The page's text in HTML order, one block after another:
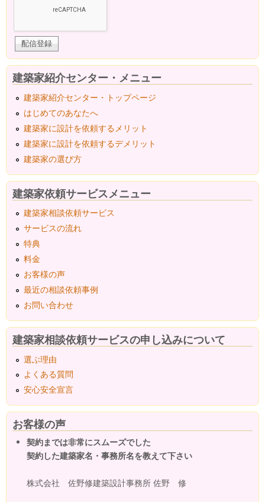
建築家紹介センター・メニュー
建築家紹介センター・トップページ
はじめてのあなたへ
建築家に設計を依頼するメリット
建築家に設計を依頼するデメリット
建築家の選び方
建築家依頼サービスメニュー
建築家相談依頼サービス
サービスの流れ
特典
料金
お客様の声
最近の相談依頼事例
お問い合わせ
建築家相談依頼サービスの申し込みについて
選ぶ理由
よくある質問
安心安全宣言
お客様の声
契約までは非常にスムーズでした
契約した建築家名・事務所名を教えて下さい
株式会社 佐野修建築設計事務所 佐野 修